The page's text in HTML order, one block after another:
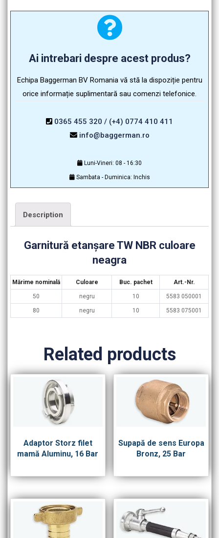
Ai intrebari despre acest produs?
Echipa Baggerman BV Romania vă stă la dispoziție pentru
orice informație suplimentară sau comenzi telefonice.
0365 455 320 / (+4) 0774 410 411
info@baggerman.ro
Luni-Vineri: 08 - 16:30
Sambata - Duminica: Inchis
Description
Garnitură etanşare TW NBR culoare
neagra
Mărime nominală Culoare Buc. pachet Art.-Nr.
50 negru 10 5583 050001
80 negru 10 5583 075001
Related products
Adaptor Storz filet
mamă Aluminu, 16 Bar
Supapă de sens Europa
Bronz, 25 Bar